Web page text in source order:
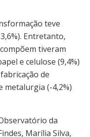
teve
Entretanto,
tiveram
e celulose (9,4%)
de
metalurgia (-4,2%)
da
Marília Silva,